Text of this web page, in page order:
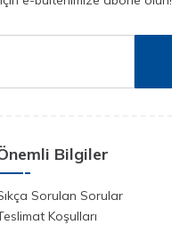
Bilgiler
Sorulan Sorular
Koşulları